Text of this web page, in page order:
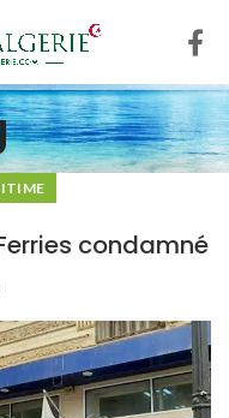
condamné